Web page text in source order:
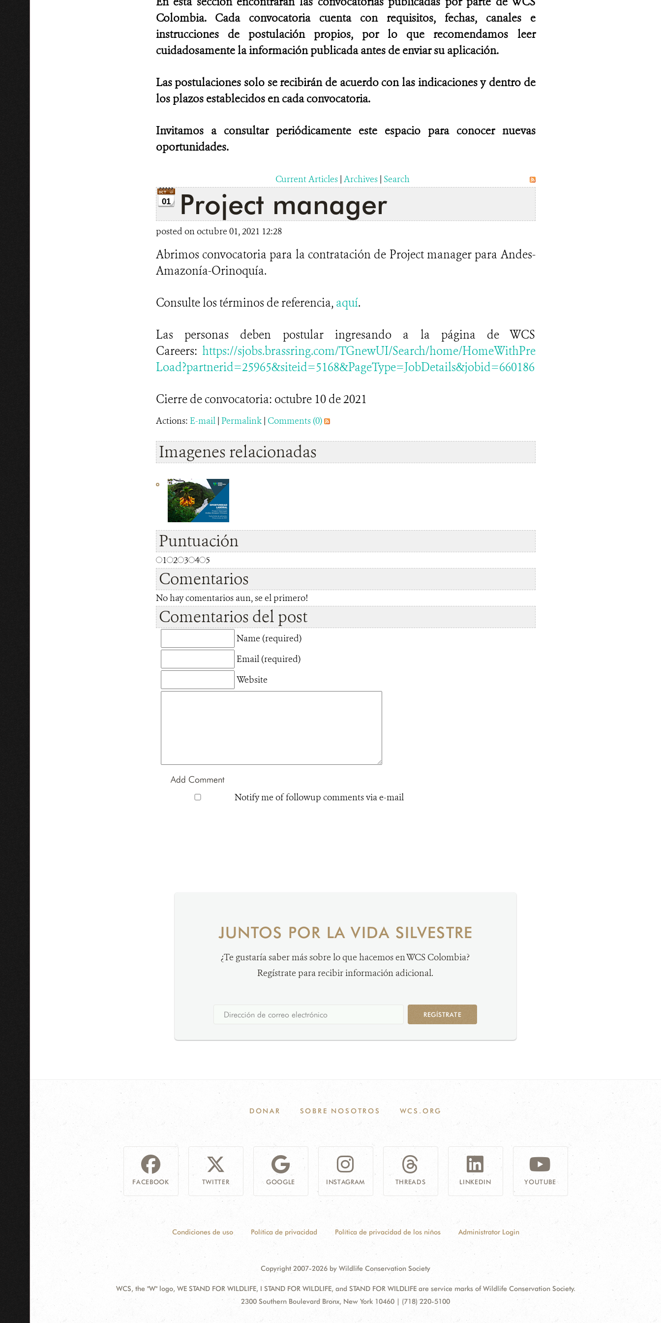
Colombia. Cada convocatoria cuenta con requisitos, fechas, canales e
instrucciones de postulación propios, por lo que recomendamos leer
cuidadosamente la información publicada antes de enviar su aplicación.
Las postulaciones solo se recibirán de acuerdo con las indicaciones y dentro de
los plazos establecidos en cada convocatoria.
Invitamos a consultar periódicamente este espacio para conocer nuevas
oportunidades.
Current Articles | Archives | Search
01 Project manager
posted on octubre 01, 2021 12:28
Abrimos convocatoria para la contratación de Project manager para Andes-
Amazonía-Orinoquía.
Consulte los términos de referencia,aquí.
Las personas deben postular ingresando a la página de WCS
Careers: https://sjobs.brassring.com/TGnewUI/Search/home/HomeWithPre
Load?partnerid=25965&siteid=5168&PageType=JobDetails&jobid=660186
Cierre de convocatoria: octubre 10 de 2021
Actions: E-mail| Permalink| Comments (0)
Imagenes relacionadas
Puntuación
1 2 3 4 5
Comentarios
No hay comentarios aun, se el primero!
Comentarios del post
Name (required)
Email (required)
Website
Notify me of followup comments via e-mail
JUNTOS POR LA VIDA SILVESTRE
¿Te gustaría saber más sobre lo que hacemos en WCS Colombia?
Regístrate para recibir información adicional.
REGÍSTRATE
DONAR SOBRE NOSOTROS WCS.ORG
FACEBOOK TWITTER GOOGLE INSTAGRAM THREADS LINKEDIN YOUTUBE
Condiciones de uso Política de privacidad Política de privacidad de los niños Administrator Login
Copyright 2007-2026 by Wildlife Conservation Society
WCS, the "W" logo, WE STAND FOR WILDLIFE, I STAND FOR WILDLIFE, and STAND FOR WILDLIFE are service marks of Wildlife Conservation Society.
Address:
2300 Southern Boulevard Bronx, New York 10460 | (718) 220-5100